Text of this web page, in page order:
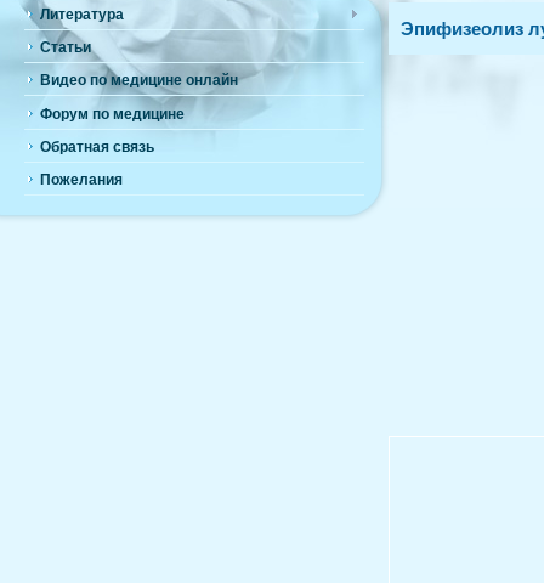
Литература
Статьи
Видео по медицине онлайн
Форум по медицине
Обратная связь
Пожелания
Эпифизеолиз